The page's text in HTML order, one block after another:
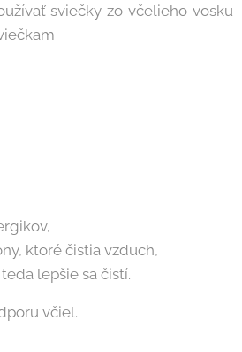
sviečky zo včelieho vosku
ktoré čistia vzduch,
lepšie sa čistí.
včiel.